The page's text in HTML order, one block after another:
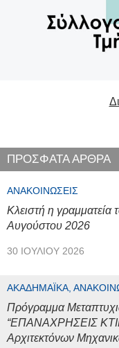
ΠΡΟΣΦΑΤΑ ΑΡΘΡΑ
ΑΝΑΚΟΙΝΏΣΕΙΣ
Κλειστή η γραμματεία
Αυγούστου 2026
30 ΙΟΥΛΊΟΥ 2026
ΑΚΑΔΗΜΑΪΚΆ,
Πρόγραμμα
“ΕΠΑΝΑΧΡΗΣΕΙΣ
Αρχιτεκτόνων